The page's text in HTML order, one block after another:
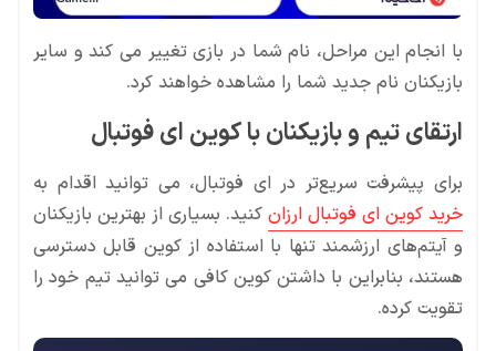
با انجام این مراحل، نام شما در بازی تغییر می کند و سایر
بازیکنان نام جدید شما را مشاهده خواهند کرد.
ارتقای تیم و بازیکنان با کوین ای فوتبال
برای پیشرفت سریع‌تر در ای فوتبال، می توانید اقدام به
خرید کوین ای فوتبال ارزان کنید. بسیاری از بهترین بازیکنان
و آیتم‌های ارزشمند تنها با استفاده از کوین قابل دسترسی
هستند، بنابراین با داشتن کوین کافی می توانید تیم خود را
تقویت کرده.